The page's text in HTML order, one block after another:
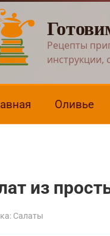
Рецепты
инструкции,
Оливье
из
Салаты